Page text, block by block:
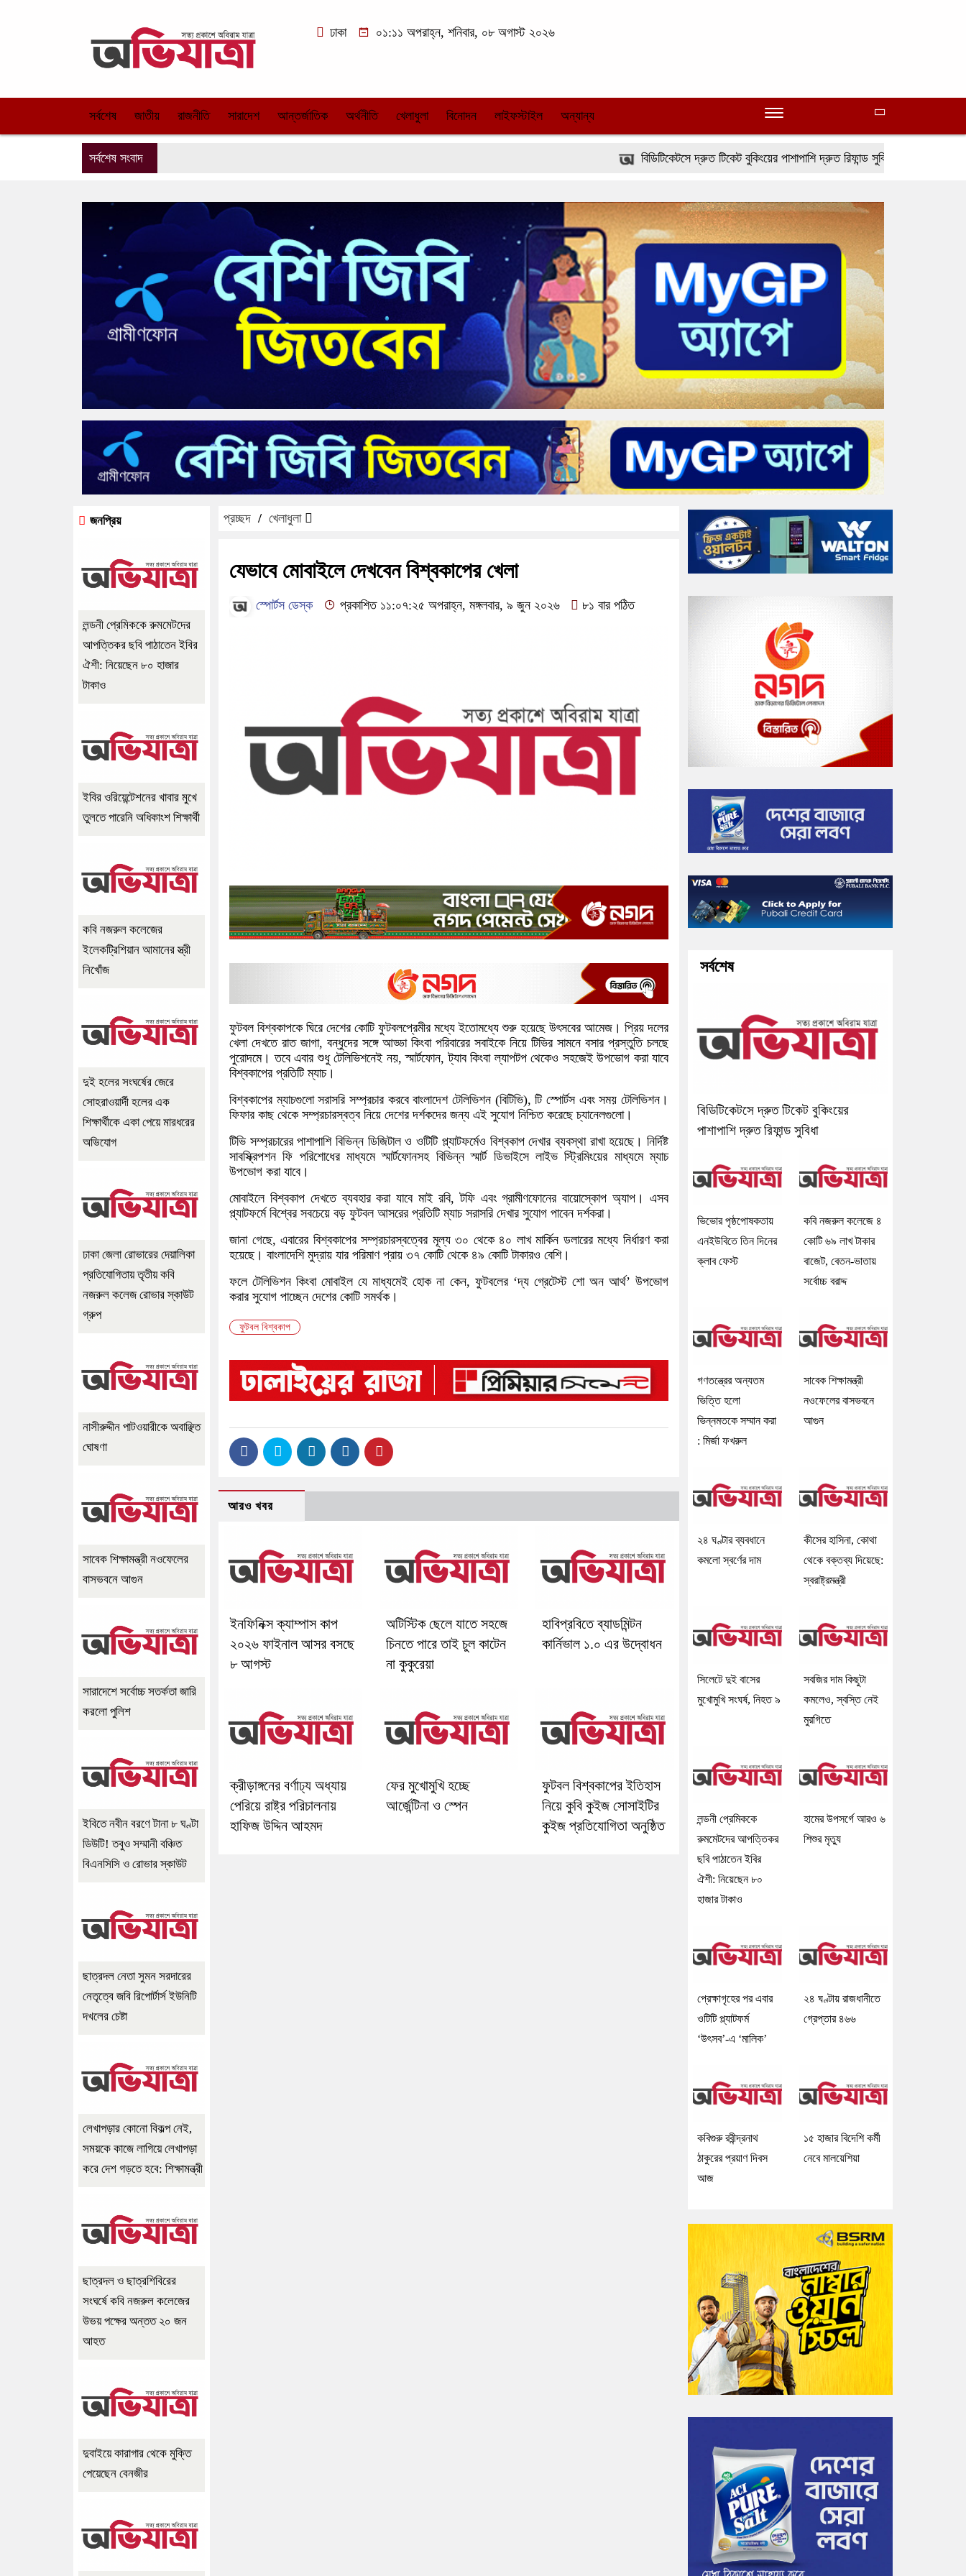
ঢাকা ০১:১১ অপরাহ্ন, শনিবার, ০৮ অগাস্ট ২০২৬
সর্বশেষ জাতীয় রাজনীতি সারাদেশ আন্তর্জাতিক অর্থনীতি খেলাধুলা বিনোদন লাইফস্টাইল অন্যান্য
সর্বশেষ সংবাদ বিডিটিকেটসে দ্রুত টিকেট বুকিংয়ের পাশাপাশি দ্রুত রিফান্ড সুবিধা ভিভোর পৃষ্ঠপোষকতায়
প্রচ্ছদ / খেলাধুলা
যেভাবে মোবাইলে দেখবেন বিশ্বকাপের খেলা
স্পোর্টস ডেস্ক প্রকাশিত ১১:০৭:২৫ অপরাহ্ন, মঙ্গলবার, ৯ জুন ২০২৬ ৮১ বার পঠিত
ফুটবল বিশ্বকাপকে ঘিরে দেশের কোটি ফুটবলপ্রেমীর মধ্যে ইতোমধ্যে শুরু হয়েছে উৎসবের আমেজ। প্রিয় দলের
খেলা দেখতে রাত জাগা, বন্ধুদের সঙ্গে আড্ডা কিংবা পরিবারের সবাইকে নিয়ে টিভির সামনে বসার প্রস্তুতি চলছে
পুরোদমে। তবে এবার শুধু টেলিভিশনেই নয়, স্মার্টফোন, ট্যাব কিংবা ল্যাপটপ থেকেও সহজেই উপভোগ করা যাবে
বিশ্বকাপের প্রতিটি ম্যাচ।
বিশ্বকাপের ম্যাচগুলো সরাসরি সম্প্রচার করবে বাংলাদেশ টেলিভিশন (বিটিভি), টি স্পোর্টস এবং সময় টেলিভিশন।
ফিফার কাছ থেকে সম্প্রচারস্বত্ব নিয়ে দেশের দর্শকদের জন্য এই সুযোগ নিশ্চিত করেছে চ্যানেলগুলো।
টিভি সম্প্রচারের পাশাপাশি বিভিন্ন ডিজিটাল ও ওটিটি প্ল্যাটফর্মেও বিশ্বকাপ দেখার ব্যবস্থা রাখা হয়েছে। নির্দিষ্ট
সাবস্ক্রিপশন ফি পরিশোধের মাধ্যমে স্মার্টফোনসহ বিভিন্ন স্মার্ট ডিভাইসে লাইভ স্ট্রিমিংয়ের মাধ্যমে ম্যাচ
উপভোগ করা যাবে।
মোবাইলে বিশ্বকাপ দেখতে ব্যবহার করা যাবে মাই রবি, টফি এবং গ্রামীণফোনের বায়োস্কোপ অ্যাপ। এসব
প্ল্যাটফর্মে বিশ্বের সবচেয়ে বড় ফুটবল আসরের প্রতিটি ম্যাচ সরাসরি দেখার সুযোগ পাবেন দর্শকরা।
জানা গেছে, এবারের বিশ্বকাপের সম্প্রচারস্বত্বের মূল্য ৩০ থেকে ৪০ লাখ মার্কিন ডলারের মধ্যে নির্ধারণ করা
হয়েছে। বাংলাদেশি মুদ্রায় যার পরিমাণ প্রায় ৩৭ কোটি থেকে ৪৯ কোটি টাকারও বেশি।
ফলে টেলিভিশন কিংবা মোবাইল যে মাধ্যমেই হোক না কেন, ফুটবলের ‘দ্য গ্রেটেস্ট শো অন আর্থ’ উপভোগ
করার সুযোগ পাচ্ছেন দেশের কোটি সমর্থক।
ফুটবল বিশ্বকাপ
আরও খবর
ইনফিনিক্স ক্যাম্পাস কাপ
২০২৬ ফাইনাল আসর বসছে
৮ আগস্ট
অটিস্টিক ছেলে যাতে সহজে
চিনতে পারে তাই চুল কাটেন
না কুকুরেয়া
হাবিপ্রবিতে ব্যাডমিন্টন
কার্নিভাল ১.০ এর উদ্বোধন
ক্রীড়াঙ্গনের বর্ণাঢ্য অধ্যায়
পেরিয়ে রাষ্ট্র পরিচালনায়
হাফিজ উদ্দিন আহমদ
ফের মুখোমুখি হচ্ছে
আর্জেন্টিনা ও স্পেন
ফুটবল বিশ্বকাপের ইতিহাস
নিয়ে কুবি কুইজ সোসাইটির
কুইজ প্রতিযোগিতা অনুষ্ঠিত
জনপ্রিয়
লন্ডনী প্রেমিককে রুমমেটদের
আপত্তিকর ছবি পাঠাতেন ইবির
ঐশী: নিয়েছেন ৮০ হাজার
টাকাও
ইবির ওরিয়েন্টেশনের খাবার মুখে
তুলতে পারেনি অধিকাংশ শিক্ষার্থী
কবি নজরুল কলেজের
ইলেকট্রিশিয়ান আমানের স্ত্রী
নিখোঁজ
দুই হলের সংঘর্ষের জেরে
সোহরাওয়ার্দী হলের এক
শিক্ষার্থীকে একা পেয়ে মারধরের
অভিযোগ
ঢাকা জেলা রোভারের দেয়ালিকা
প্রতিযোগিতায় তৃতীয় কবি
নজরুল কলেজ রোভার স্কাউট
গ্রুপ
নাসীরুদ্দীন পাটওয়ারীকে অবাঞ্ছিত
ঘোষণা
সাবেক শিক্ষামন্ত্রী নওফেলের
বাসভবনে আগুন
সারাদেশে সর্বোচ্চ সতর্কতা জারি
করলো পুলিশ
ইবিতে নবীন বরণে টানা ৮ ঘণ্টা
ডিউটি! তবুও সম্মানী বঞ্চিত
বিএনসিসি ও রোভার স্কাউট
ছাত্রদল নেতা সুমন সরদারের
নেতৃত্বে জবি রিপোর্টার্স ইউনিটি
দখলের চেষ্টা
লেখাপড়ার কোনো বিকল্প নেই,
সময়কে কাজে লাগিয়ে লেখাপড়া
করে দেশ গড়তে হবে: শিক্ষামন্ত্রী
ছাত্রদল ও ছাত্রশিবিরের
সংঘর্ষে কবি নজরুল কলেজের
উভয় পক্ষের অন্তত ২০ জন
আহত
দুবাইয়ে কারাগার থেকে মুক্তি
পেয়েছেন বেনজীর
সর্বশেষ
বিডিটিকেটসে দ্রুত টিকেট বুকিংয়ের
পাশাপাশি দ্রুত রিফান্ড সুবিধা
ভিভোর পৃষ্ঠপোষকতায়
এনইউবিতে তিন দিনের
ক্লাব ফেস্ট
কবি নজরুল কলেজে ৪
কোটি ৬৯ লাখ টাকার
বাজেট, বেতন-ভাতায়
সর্বোচ্চ বরাদ্দ
গণতন্ত্রের অন্যতম
ভিত্তি হলো
ভিন্নমতকে সম্মান করা
: মির্জা ফখরুল
সাবেক শিক্ষামন্ত্রী
নওফেলের বাসভবনে
আগুন
২৪ ঘণ্টার ব্যবধানে
কমলো স্বর্ণের দাম
কীসের হাসিনা, কোথা
থেকে বক্তব্য দিয়েছে:
স্বরাষ্ট্রমন্ত্রী
সিলেটে দুই বাসের
মুখোমুখি সংঘর্ষ, নিহত ৯
সবজির দাম কিছুটা
কমলেও, স্বস্তি নেই
মুরগিতে
লন্ডনী প্রেমিককে
রুমমেটদের আপত্তিকর
ছবি পাঠাতেন ইবির
ঐশী: নিয়েছেন ৮০
হাজার টাকাও
হামের উপসর্গে আরও ৬
শিশুর মৃত্যু
প্রেক্ষাগৃহের পর এবার
ওটিটি প্ল্যাটফর্ম
‘উৎসব’-এ ‘মালিক’
২৪ ঘণ্টায় রাজধানীতে
গ্রেপ্তার ৪৬৬
কবিগুরু রবীন্দ্রনাথ
ঠাকুরের প্রয়াণ দিবস
আজ
১৫ হাজার বিদেশি কর্মী
নেবে মালয়েশিয়া